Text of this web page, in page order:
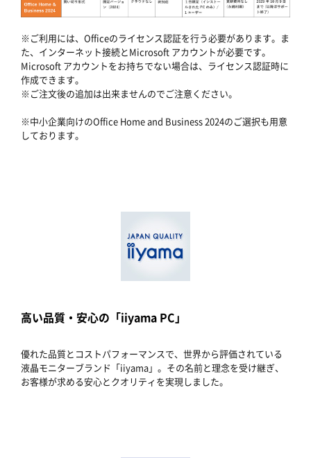
※ご利用には、Officeのライセンス認証を行う必要があります。ま
た、インターネット接続とMicrosoft アカウントが必要です。
Microsoft アカウントをお持ちでない場合は、ライセンス認証時に
作成できます。
※ご注文後の追加は出来ませんのでご注意ください。
※中小企業向けのOffice Home and Business 2024のご選択も用意
しております。
高い品質・安心の「iiyama PC」
優れた品質とコストパフォーマンスで、世界から評価されている
液晶モニターブランド「iiyama」。その名前と理念を受け継ぎ、
お客様が求める安心とクオリティを実現しました。